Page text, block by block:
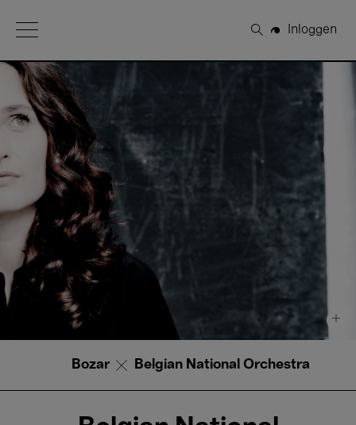
Open Menu
Zoeken
Inloggen
+
Bozar Belgian National Orchestra